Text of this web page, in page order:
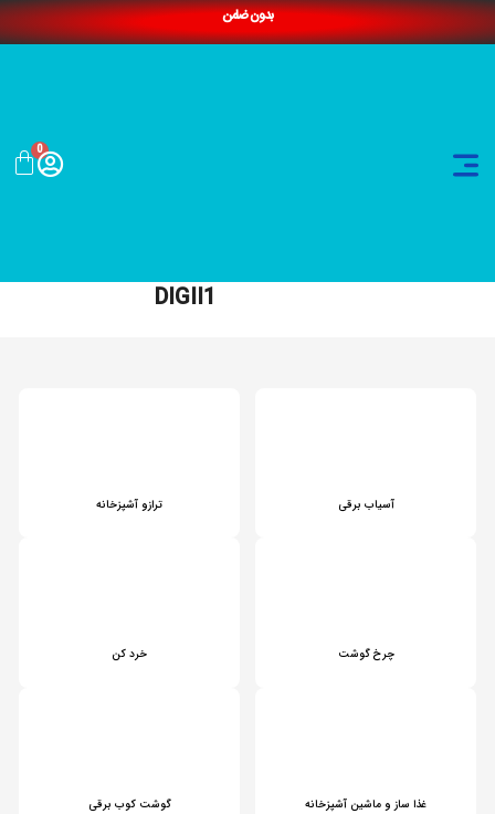
بدون ضامن
0
DIGII1
آسیاب برقی ترازو آشپزخانه
چرخ گوشت خرد کن
غذا ساز و ماشین آشپزخانه گوشت کوب برقی